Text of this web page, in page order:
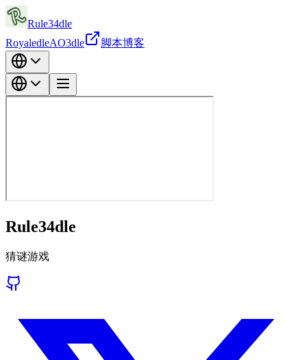
Rule34dle
RoyaledleAO3dle 脚本博客
Rule34dle
猜谜游戏